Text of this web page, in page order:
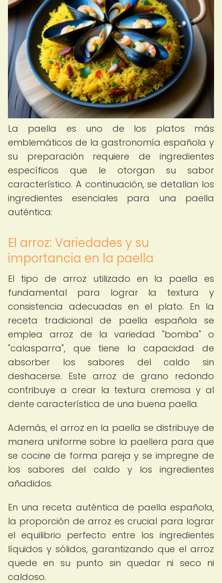
La paella es uno de los platos más
emblemáticos de la gastronomía española y
su preparación requiere de ingredientes
específicos que le otorgan su sabor
característico. A continuación, se detallan los
ingredientes esenciales para una paella
auténtica:
El arroz: Variedades y su
importancia en la paella
El tipo de arroz utilizado en la paella es
fundamental para lograr la textura y
consistencia adecuadas en el plato. En la
receta tradicional de paella española se
emplea arroz de la variedad "bomba" o
"calasparra", que tiene la capacidad de
absorber los sabores del caldo sin
deshacerse. Este arroz de grano redondo
contribuye a crear la textura cremosa y al
dente característica de una buena paella.
Además, el arroz en la paella se distribuye de
manera uniforme sobre la paellera para que
se cocine de forma pareja y se impregne de
los sabores del caldo y los ingredientes
añadidos.
En una receta auténtica de paella española,
la proporción de arroz es crucial para lograr
el equilibrio perfecto entre los ingredientes
líquidos y sólidos, garantizando que el arroz
quede en su punto sin quedar ni seco ni
caldoso.